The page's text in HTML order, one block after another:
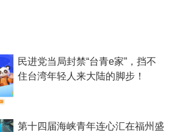
民进党当局封禁“台青e家”，挡不
住台湾年轻人来大陆的脚步！
第十四届海峡青年连心汇在福州盛